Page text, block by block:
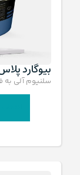
بیوگارد
سلنیوم آلی به